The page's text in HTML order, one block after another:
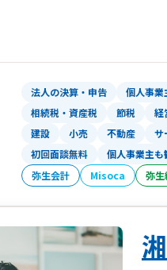
経
毎
算
内
ま
ワ
ま
法人の決算・申告 個人事業
相続税・資産税
節税 経
建設 小売 不動産 サ
初回面談無料 個人事業主も
弥生会計 Misoca 弥生